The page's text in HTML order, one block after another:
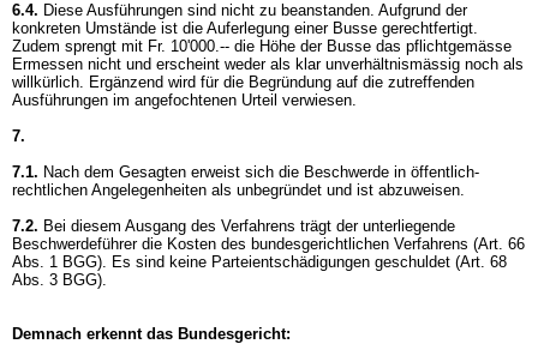
6.4. Diese Ausführungen sind nicht zu beanstanden. Aufgrund der
konkreten Umstände ist die Auferlegung einer Busse gerechtfertigt.
Zudem sprengt mit Fr. 10'000.-- die Höhe der Busse das pflichtgemässe
Ermessen nicht und erscheint weder als klar unverhältnismässig noch als
willkürlich. Ergänzend wird für die Begründung auf die zutreffenden
Ausführungen im angefochtenen Urteil verwiesen.
7.
7.1. Nach dem Gesagten erweist sich die Beschwerde in öffentlich-
rechtlichen Angelegenheiten als unbegründet und ist abzuweisen.
7.2. Bei diesem Ausgang des Verfahrens trägt der unterliegende
Beschwerdeführer die Kosten des bundesgerichtlichen Verfahrens (Art. 66
Abs. 1 BGG). Es sind keine Parteientschädigungen geschuldet (Art. 68
Abs. 3 BGG).
Demnach erkennt das Bundesgericht: